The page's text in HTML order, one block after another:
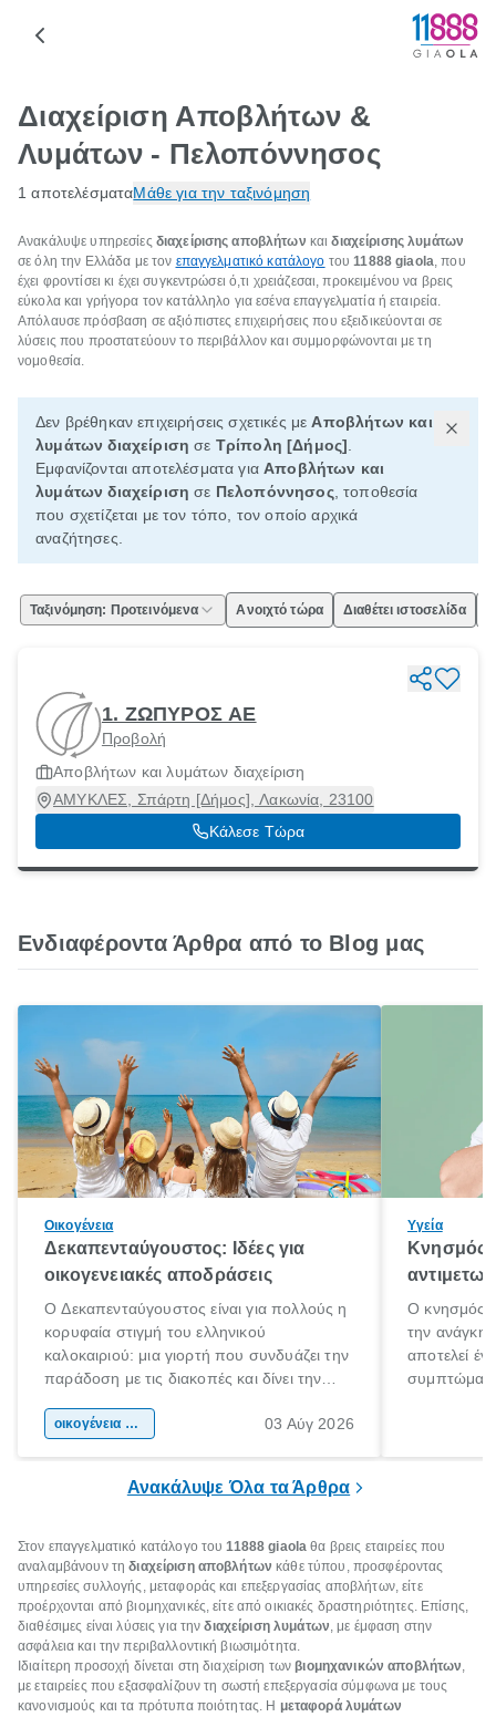
Διαχείριση Αποβλήτων &
Λυμάτων - Πελοπόννησος
1 αποτελέσματαΜάθε για την ταξινόμηση
Ανακάλυψε υπηρεσίες διαχείρισης αποβλήτων καιδιαχείρισης λυμάτων
σε όλη την Ελλάδα με τον επαγγελματικό κατάλογο του11888 giaola, που
έχει φροντίσει κι έχει συγκεντρώσει ό,τι χρειάζεσαι, προκειμένου να βρεις
εύκολα και γρήγορα τον κατάλληλο για εσένα επαγγελματία ή εταιρεία.
Απόλαυσε πρόσβαση σε αξιόπιστες επιχειρήσεις που εξειδικεύονται σε
λύσεις που προστατεύουν το περιβάλλον και συμμορφώνονται με τη
νομοθεσία.
Δεν βρέθηκαν επιχειρήσεις σχετικές με Αποβλήτων και
λυμάτων διαχείριση σε Τρίπολη [Δήμος]
Εμφανίζονται αποτελέσματα για Αποβλήτων και
λυμάτων διαχείριση σε Πελοπόννησος, τοποθεσία
που σχετίζεται με τον τόπο, τον οποίο αρχικά
αναζήτησες.
Ταξινόμηση: Προτεινόμενα Ανοιχτό τώρα Διαθέτει ιστοσελίδα
1. ΖΩΠΥΡΟΣ ΑΕ
Προβολή
Αποβλήτων και λυμάτων διαχείριση
ΑΜΥΚΛΕΣ, Σπάρτη [Δήμος], Λακωνία, 23100
Κάλεσε Τώρα
Ενδιαφέροντα Άρθρα από το Blog μας
Οικογένεια
Δεκαπενταύγουστος: Ιδέες για
οικογενειακές αποδράσεις
Ο Δεκαπενταύγουστος είναι για πολλούς η
κορυφαία στιγμή του ελληνικού
καλοκαιριού: μια γιορτή που συνδυάζει την
παράδοση με τις διακοπές και δίνει την
χώρας. Είτε πρόκειται για λίγες μέρες
οικογένεια & παιδί 03 Αύγ 2026
Υγεία
Κνησμός:
Ο κνησμός
την ανάγκη
αποτελεί
Ανακάλυψε Όλα τα Άρθρα
Στον επαγγελματικό κατάλογο του11888 giaola θα βρεις εταιρείες που
αναλαμβάνουν τηδιαχείριση αποβλήτων κάθε τύπου, προσφέροντας
υπηρεσίες συλλογής, μεταφοράς και επεξεργασίας αποβλήτων, είτε
προέρχονται από βιομηχανικές, είτε από οικιακές δραστηριότητες. Επίσης,
διαθέσιμες είναι λύσεις για τηνδιαχείριση λυμάτων, με έμφαση στην
ασφάλεια και την περιβαλλοντική βιωσιμότητα.
Ιδιαίτερη προσοχή δίνεται στη διαχείριση τωνβιομηχανικών αποβλήτων,
με εταιρείες που εξασφαλίζουν τη σωστή επεξεργασία σύμφωνα με τους
κανονισμούς και τα πρότυπα ποιότητας. Η μεταφορά λυμάτων